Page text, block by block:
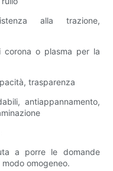
alla trazione,
corona o plasma per la
trasparenza
antiappannamento,
a porre le domande
omogeneo.